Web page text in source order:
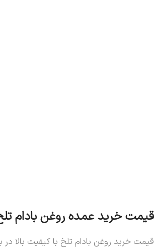
قیمت خرید عمده روغن بادام
قیمت خرید روغن بادام تلخ با کیفیت